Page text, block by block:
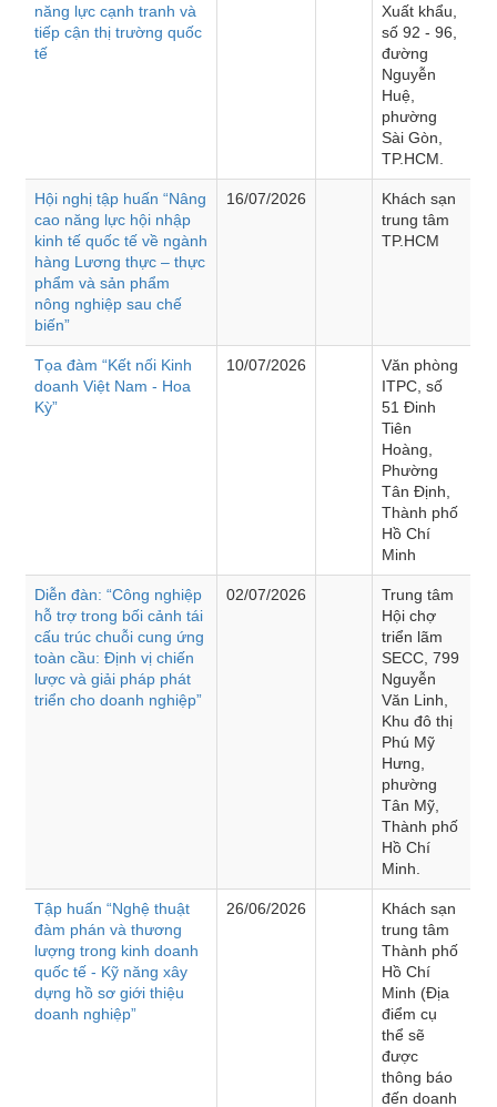
năng lực cạnh tranh và
tiếp cận thị trường quốc
tế
Xuất khẩu,
số 92 - 96,
đường
Nguyễn
Huệ,
phường
Sài Gòn,
TP.HCM.
Hội nghị tập huấn “Nâng
cao năng lực hội nhập
kinh tế quốc tế về ngành
hàng Lương thực – thực
phẩm và sản phẩm
nông nghiệp sau chế
biến”
16/07/2026
Khách sạn
trung tâm
TP.HCM
Tọa đàm “Kết nối Kinh
doanh Việt Nam - Hoa
Kỳ”
10/07/2026
Văn phòng
ITPC, số
51 Đinh
Tiên
Hoàng,
Phường
Tân Định,
Thành phố
Hồ Chí
Minh
Diễn đàn: “Công nghiệp
hỗ trợ trong bối cảnh tái
cấu trúc chuỗi cung ứng
toàn cầu: Định vị chiến
lược và giải pháp phát
triển cho doanh nghiệp”
02/07/2026
Trung tâm
Hội chợ
triển lãm
SECC, 799
Nguyễn
Văn Linh,
Khu đô thị
Phú Mỹ
Hưng,
phường
Tân Mỹ,
Thành phố
Hồ Chí
Minh.
Tập huấn “Nghệ thuật
đàm phán và thương
lượng trong kinh doanh
quốc tế - Kỹ năng xây
dựng hồ sơ giới thiệu
doanh nghiệp”
26/06/2026
Khách sạn
trung tâm
Thành phố
Hồ Chí
Minh (Địa
điểm cụ
thể sẽ
được
thông báo
đến doanh